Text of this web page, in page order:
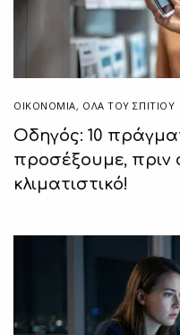
ΟΙΚΟΝΟΜΙΑ, ΌΛΑ ΤΟΥ ΣΠΙΤΙΟΥ
Οδηγός: 10
προσέξουμε, πριν
κλιματιστικό!